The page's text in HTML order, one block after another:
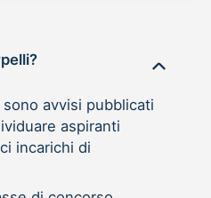
avvisi pubblicati
aspiranti
incarichi di